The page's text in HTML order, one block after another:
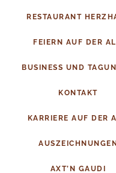
RESTAURANT
FEIERN AUF DER
BUSINESS UND
KONTAKT
KARRIERE AUF DER
AUSZEICHNUNGEN
AXT’N GAUDI